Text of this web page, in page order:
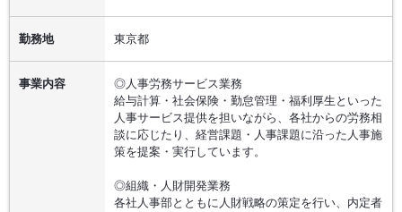
勤務地 東京都
事業内容
◎人事労務サービス業務
給与計算・社会保険・勤怠管理・福利厚生といった
人事サービス提供を担いながら、各社からの労務相
談に応じたり、経営課題・人事課題に沿った人事施
策を提案・実行しています。
◎組織・人財開発業務
各社人事部とともに人財戦略の策定を行い、内定者